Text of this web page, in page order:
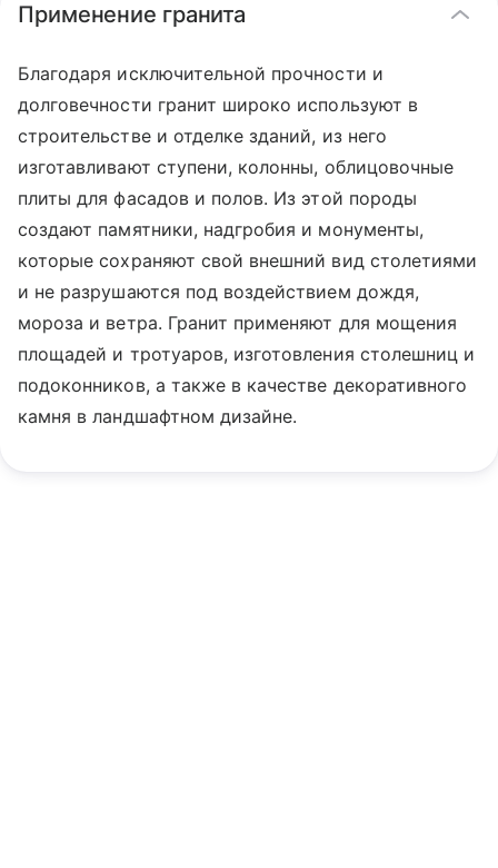
Применение гранита
Благодаря исключительной прочности и
долговечности гранит широко используют в
строительстве и отделке зданий, из него
изготавливают ступени, колонны, облицовочные
плиты для фасадов и полов. Из этой породы
создают памятники, надгробия и монументы,
которые сохраняют свой внешний вид столетиями
и не разрушаются под воздействием дождя,
мороза и ветра. Гранит применяют для мощения
площадей и тротуаров, изготовления столешниц и
подоконников, а также в качестве декоративного
камня в ландшафтном дизайне.